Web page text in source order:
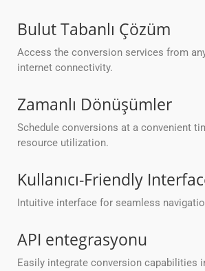
Bulut Tabanlı Çözüm
Access the conversion services from
internet connectivity.
Zamanlı Dönüşümler
Schedule conversions at a convenient
resource utilization.
Kullanıcı-Friendly
Intuitive interface for seamless
API entegrasyonu
Easily integrate conversion capabilities